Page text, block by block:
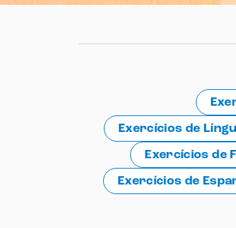
Exercícios ENEM
Biologia
Química
Todos os Exercícios
Exercícios de
Exercícios de
Exercícios de